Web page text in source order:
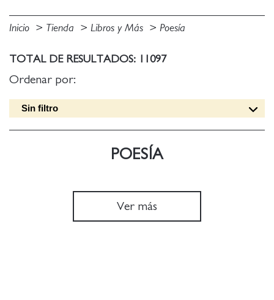
Inicio Tienda Libros y Más Poesía
TOTAL DE RESULTADOS: 11097
Ordenar por:
Sin filtro
Fecha edición [ASC]
POESÍA
Ver más